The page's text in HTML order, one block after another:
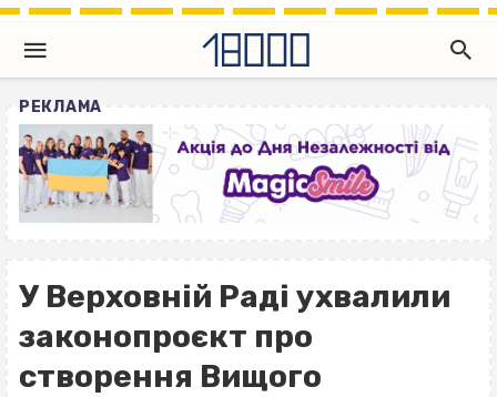
РЕКЛАМА
У Верховній Раді ухвалили
законопроєкт про
створення Вищого